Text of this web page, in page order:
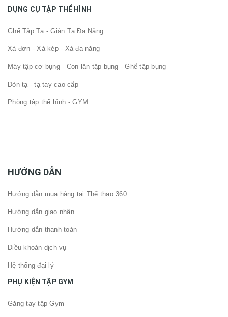
DỤNG CỤ TẬP THỂ HÌNH
Ghế Tập Tạ - Giàn Tạ Đa Năng
Xà đơn - Xà kép - Xà đa năng
Máy tập cơ bụng - Con lăn tập bụng - Ghế tập bụng
Đòn tạ - tạ tay cao cấp
Phòng tập thể hình - GYM
HƯỚNG DẪN
Hướng dẫn mua hàng tại Thể thao 360
Hướng dẫn giao nhận
Hướng dẫn thanh toán
Điều khoản dịch vụ
Hệ thống đại lý
PHỤ KIỆN TẬP GYM
Găng tay tập Gym